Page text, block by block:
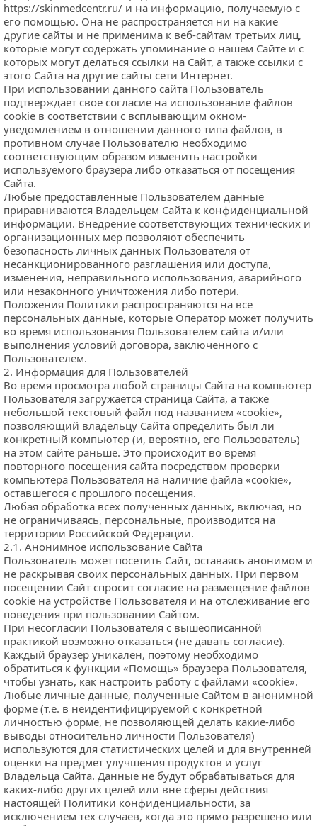
https://skinmedcentr.ru/ и на информацию, получаемую с
его помощью. Она не распространяется ни на какие
другие сайты и не применима к веб-сайтам третьих лиц,
которые могут содержать упоминание о нашем Сайте и с
которых могут делаться ссылки на Сайт, а также ссылки с
этого Сайта на другие сайты сети Интернет.
При использовании данного сайта Пользователь
подтверждает свое согласие на использование файлов
cookie в соответствии с всплывающим окном-
уведомлением в отношении данного типа файлов, в
противном случае Пользователю необходимо
соответствующим образом изменить настройки
используемого браузера либо отказаться от посещения
Сайта.
Любые предоставленные Пользователем данные
приравниваются Владельцем Сайта к конфиденциальной
информации. Внедрение соответствующих технических и
организационных мер позволяют обеспечить
безопасность личных данных Пользователя от
несанкционированного разглашения или доступа,
изменения, неправильного использования, аварийного
или незаконного уничтожения либо потери.
Положения Политики распространяются на все
персональных данные, которые Оператор может получить
во время использования Пользователем сайта и/или
выполнения условий договора, заключенного с
Пользователем.
2. Информация для Пользователей
Во время просмотра любой страницы Сайта на компьютер
Пользователя загружается страница Сайта, а также
небольшой текстовый файл под названием «cookie»,
позволяющий владельцу Сайта определить был ли
конкретный компьютер (и, вероятно, его Пользователь)
на этом сайте раньше. Это происходит во время
повторного посещения сайта посредством проверки
компьютера Пользователя на наличие файла «cookie»,
оставшегося с прошлого посещения.
Любая обработка всех полученных данных, включая, но
не ограничиваясь, персональные, производится на
территории Российской Федерации.
2.1. Анонимное использование Сайта
Пользователь может посетить Сайт, оставаясь анонимом и
не раскрывая своих персональных данных. При первом
посещении Сайт спросит согласие на размещение файлов
cookie на устройстве Пользователя и на отслеживание его
поведения при пользовании Сайтом.
При несогласии Пользователя с вышеописанной
практикой возможно отказаться (не давать согласие).
Каждый браузер уникален, поэтому необходимо
обратиться к функции «Помощь» браузера Пользователя,
чтобы узнать, как настроить работу с файлами «cookie».
Любые личные данные, полученные Сайтом в анонимной
форме (т.е. в неидентифицируемой с конкретной
личностью форме, не позволяющей делать какие-либо
выводы относительно личности Пользователя)
используются для статистических целей и для внутренней
оценки на предмет улучшения продуктов и услуг
Владельца Сайта. Данные не будут обрабатываться для
каких-либо других целей или вне сферы действия
настоящей Политики конфиденциальности, за
исключением тех случаев, когда это прямо разрешено или